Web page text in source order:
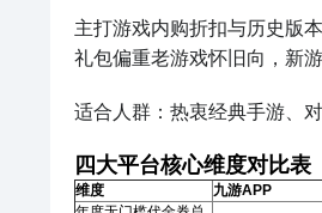
主打游戏内购折扣与历史版
礼包偏重老游戏怀旧向，新
适合人群：热衷经典手游、
四大平台核心维度对比表
维度 九游APP